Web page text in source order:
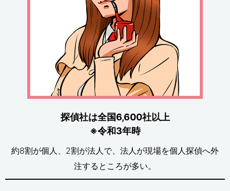
探偵社は全国6,600社以上
※令和3年時
約8割が個人、2割が法人で、法人が現場を個人探偵へ外
注するところが多い。